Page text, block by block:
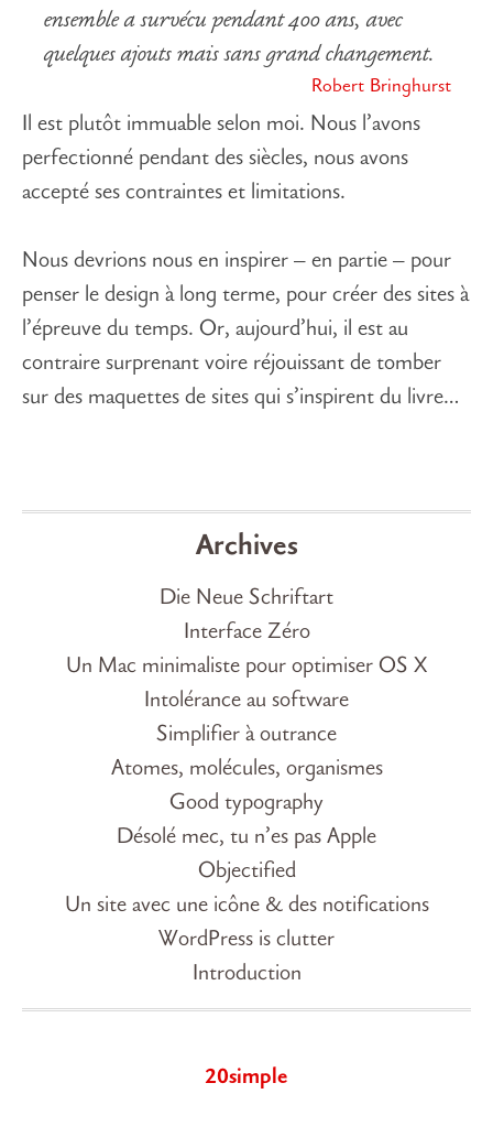
ensemble a survécu pendant 400 ans, avec
quelques ajouts mais sans grand changement.
Robert Bringhurst
Il est plutôt immuable selon moi. Nous l’avons
perfectionné pendant des siècles, nous avons
accepté ses contraintes et limitations.
Nous devrions nous en inspirer – en partie – pour
penser le design à long terme, pour créer des sites à
l’épreuve du temps. Or, aujourd’hui, il est au
contraire surprenant voire réjouissant de tomber
sur des maquettes de sites qui s’inspirent du livre…
Archives
Die Neue Schriftart
Interface Zéro
Un Mac minimaliste pour optimiser OS X
Intolérance au software
Simplifier à outrance
Atomes, molécules, organismes
Good typography
Désolé mec, tu n’es pas Apple
Objectified
Un site avec une icône & des notifications
WordPress is clutter
Introduction
20simple